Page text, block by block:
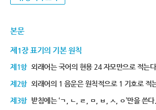
본문
제1장 표기의 기본 원칙
제1항 외래어는 국어의 현용 24 자모만으로 적는다.
제2항 외래어의 1 음운은 원칙적으로 1 기호로 적
제3항 받침에는 ‘ㄱ, ㄴ, ㄹ, ㅁ, ㅂ, ㅅ, ㅇ’만을 쓴다.